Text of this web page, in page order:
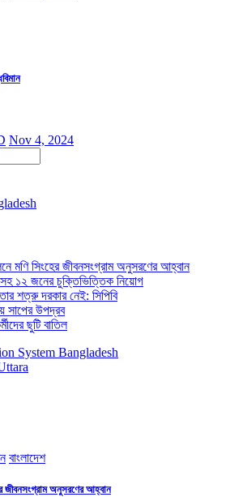
Nov 4, 2024
মণি সিংহের জীবনসংগ্রাম অনুসরণের আহ্বান
১২ জনের চুক্তিভিত্তিক নিয়োগ
শত্রু দরকার নেই: সিপিবি
সাপের উপদ্রব
ছুটি বাতিল
বাংলাদেশ
জীবনসংগ্রাম অনুসরণের আহ্বান